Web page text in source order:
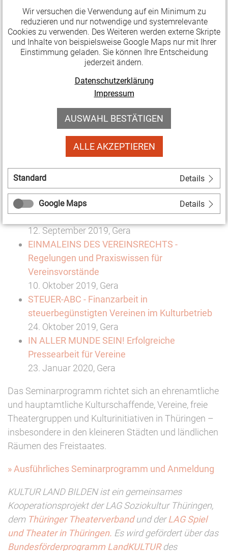
ERSTE-HILFE-LEHRGANG - In Notfallsituationen
richtig agieren
26. September 2019, Gotha
HER MIT DEN LIKES! Social-Media-Strategien
wirksam und zielgruppengerecht entwickeln
ACHTUNG, HYGIENEKONTROLLE! Vorschriften
21. November 2019, Erfurt
WANTED! Strategien für die
Nachwuchsgewinnung im Verein
25. Januar 2020, Weimar
Kompaktseminare in Ostthüringen:
GEWUSST WIE! Fördermittelanträge verstehen
und schreiben
12. September 2019, Gera
EINMALEINS DES VEREINSRECHTS -
Regelungen und Praxiswissen für
Vereinsvorstände
10. Oktober 2019, Gera
STEUER-ABC - Finanzarbeit in
steuerbegünstigten Vereinen im Kulturbetrieb
24. Oktober 2019, Gera
IN ALLER MUNDE SEIN! Erfolgreiche
Pressearbeit für Vereine
23. Januar 2020, Gera
Das Seminarprogramm richtet sich an ehrenamtliche
und hauptamtliche Kulturschaffende, Vereine, freie
Theatergruppen und Kulturinitiativen in Thüringen –
insbesondere in den kleineren Städten und ländlichen
Räumen des Freistaates.
» Ausführliches Seminarprogramm und Anmeldung
KULTUR LAND BILDEN ist ein gemeinsames
Kooperationsprojekt der LAG Soziokultur Thüringen,
dem Thüringer Theaterverbandund derLAG Spiel
und Theater in Thüringen. Es wird gefördert über das
Bundesförderprogramm LandKULTURdes
Wir versuchen die Verwendung auf ein Minimum zu
reduzieren und nur notwendige und systemrelevante
Cookies zu verwenden. Des Weiteren werden externe Skripte
und Inhalte von beispielsweise Google Maps nur mit Ihrer
Einstimmung geladen. Sie können Ihre Entscheidung
jederzeit ändern.
Datenschutzerklärung
Impressum
AUSWAHL BESTÄTIGEN
ALLE AKZEPTIEREN
Standard Details
Google Maps Details